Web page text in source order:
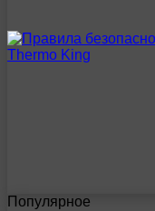
Популярное